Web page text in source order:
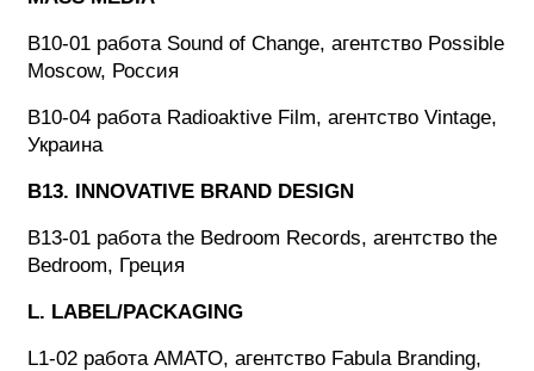
B10-01 работа Sound of Change, агентство Possible
Moscow, Россия
B10-04 работа Radioaktive Film, агентство Vintage,
Украина
B13. INNOVATIVE BRAND DESIGN
B13-01 работа the Bedroom Records, агентство the
Bedroom, Греция
L. LABEL/PACKAGING
L1-02 работа AMATO, агентство Fabula Branding,